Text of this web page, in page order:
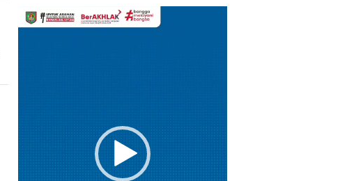
Pemutar
Video